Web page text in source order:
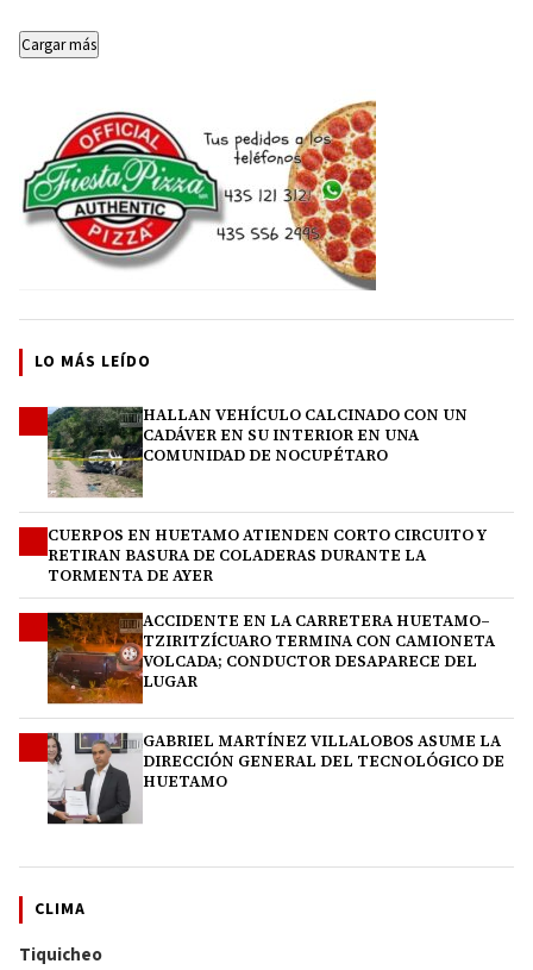
Cargar más
LO MÁS LEÍDO
HALLAN VEHÍCULO CALCINADO CON UN
CADÁVER EN SU INTERIOR EN UNA
COMUNIDAD DE NOCUPÉTARO
CUERPOS EN HUETAMO ATIENDEN CORTO CIRCUITO Y
RETIRAN BASURA DE COLADERAS DURANTE LA
TORMENTA DE AYER
ACCIDENTE EN LA CARRETERA HUETAMO–
TZIRITZÍCUARO TERMINA CON CAMIONETA
VOLCADA; CONDUCTOR DESAPARECE DEL
LUGAR
GABRIEL MARTÍNEZ VILLALOBOS ASUME LA
DIRECCIÓN GENERAL DEL TECNOLÓGICO DE
HUETAMO
CLIMA
Tiquicheo